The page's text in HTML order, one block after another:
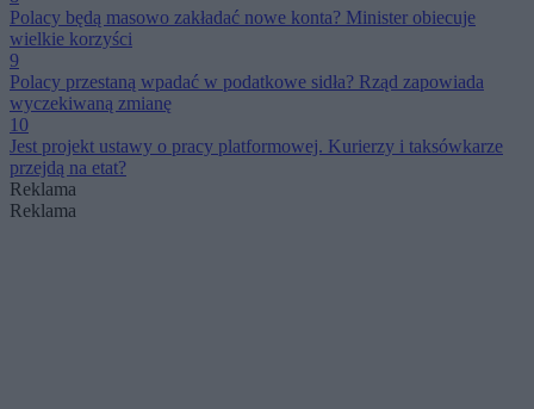
Polacy będą masowo zakładać nowe konta? Minister obiecuje
wielkie korzyści
9
Polacy przestaną wpadać w podatkowe sidła? Rząd zapowiada
wyczekiwaną zmianę
10
Jest projekt ustawy o pracy platformowej. Kurierzy i taksówkarze
przejdą na etat?
Reklama
Reklama